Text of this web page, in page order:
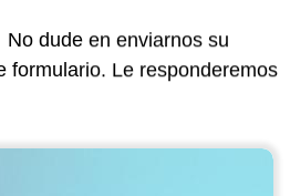
No dude en enviarnos su
formulario. Le responderemos